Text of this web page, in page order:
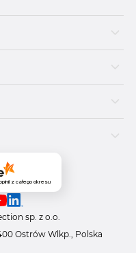
opinii z całego okresu
sp. z o.o.
Ostrów Wlkp., Polska